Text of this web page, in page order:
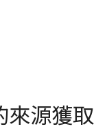
來源獲取